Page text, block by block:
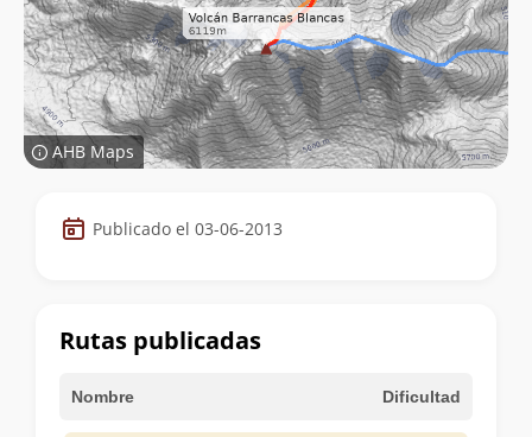
AHB Maps
Datos
de
cumbre
Publicado el 03-06-2013
Rutas publicadas
Nombre Dificultad